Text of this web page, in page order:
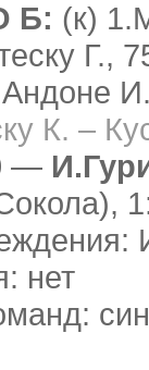
Б: (к)
Г.,
К. –
—
нет